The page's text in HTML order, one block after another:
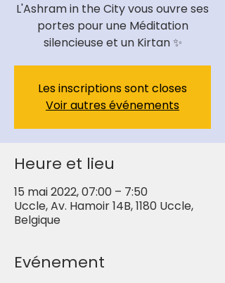
L'Ashram in the City vous ouvre ses
portes pour une Méditation
Les inscriptions sont closes
Voir autres événements
Heure et lieu
15 mai 2022, 07:00 – 7:50
Uccle, Av. Hamoir 14B, 1180 Uccle,
Belgique
Evénement